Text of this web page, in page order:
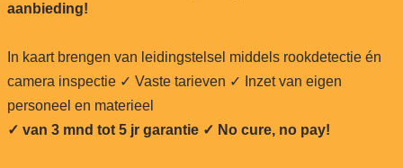
aanbieding!
In kaart brengen van leidingstelsel middels rookdetectie én
camera inspectie ✓ Vaste tarieven ✓ Inzet van eigen
personeel en materieel
✓ van 3 mnd tot 5 jr garantie ✓ No cure, no pay!